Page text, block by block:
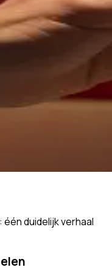
één duidelijk verhaal